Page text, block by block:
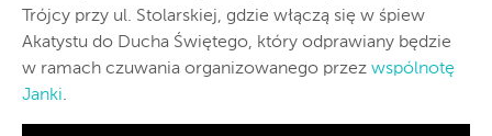
Trójcy przy ul. Stolarskiej, gdzie włączą się w śpiew
Akatystu do Ducha Świętego, który odprawiany będzie
w ramach czuwania organizowanego przez wspólnotę
Janki.